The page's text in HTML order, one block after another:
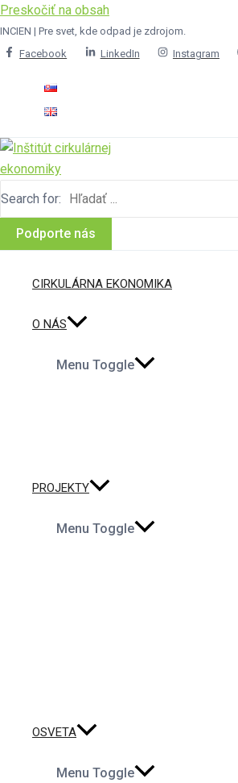
Preskočiť na obsah
INCIEN | Pre svet, kde odpad je zdrojom.
Facebook
LinkedIn Instagram
Search for:
Podporte nás
CIRKULÁRNA EKONOMIKA
O NÁS
Menu Toggle
PROJEKTY
Menu Toggle
OSVETA
Menu Toggle